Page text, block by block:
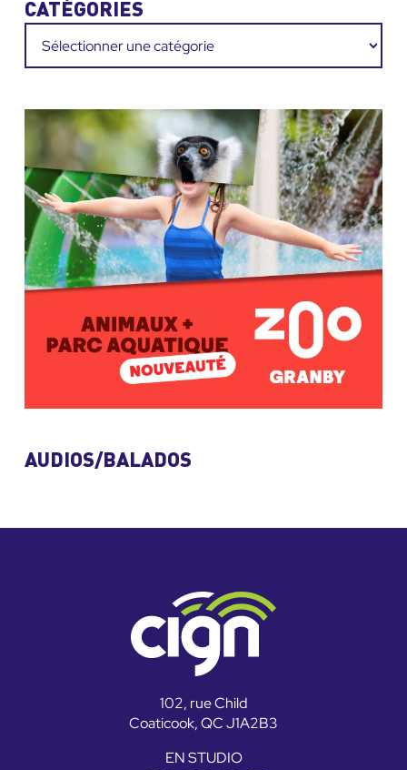
CATÉGORIES
Catégories
AUDIOS/BALADOS
102, rue Child
Coaticook, QC J1A2B3
EN STUDIO